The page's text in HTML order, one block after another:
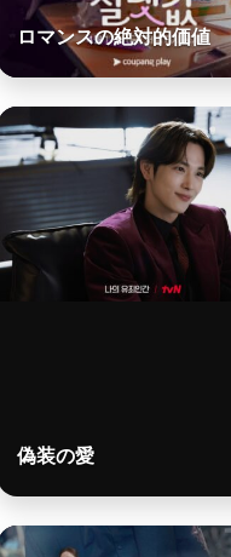
ロマンスの絶対的価値
偽装の愛